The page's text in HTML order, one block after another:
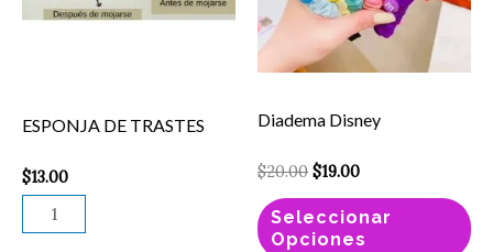
ESPONJA DE TRASTES
$13.00
Diadema Disney
$20.00 $19.00
Seleccionar
Opciones
la